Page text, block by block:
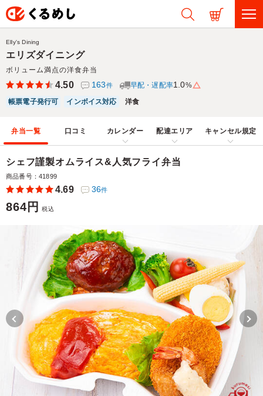
エリズダイニング
ボリューム満点の洋食弁当
Elly's Dining
4.50 163件 早配・遅配率1.0%
帳票電子発行可
インボイス対応 洋食
弁当一覧 口コミ カレンダー 配達エリア キャンセル規定
シェフ謹製オムライス&人気フライ弁当
商品番号：41899
4.69 36件
864円 税込